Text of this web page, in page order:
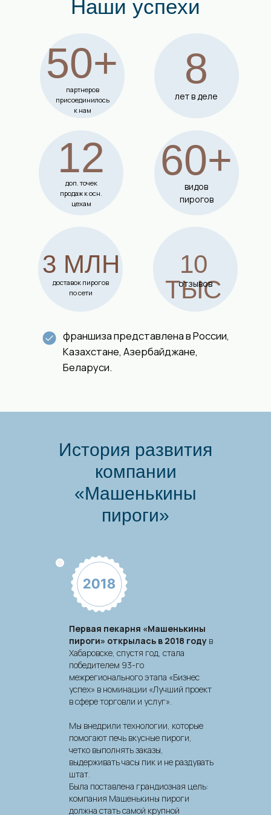
История развития
компании
«Машенькины
пироги»
Первая пекарня «Машенькины
пироги» открылась в 2018 году в
Хабаровске, спустя год, стала
победителем 93-го
межрегионального этапа «Бизнес
успех» в номинации «Лучший проект
в сфере торговли и услуг».
Мы внедрили технологии, которые
помогают печь вкусные пироги,
четко выполнять заказы,
выдерживать часы пик и не раздувать
штат.
Была поставлена грандиозная цель:
компания Машенькины пироги
должна стать самой крупной
Первая и единственная на данный момент
франшиза пирогов на песочном тесте!